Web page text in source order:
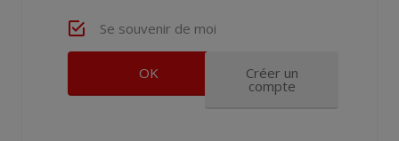
Se souvenir de moi
Créer un
compte